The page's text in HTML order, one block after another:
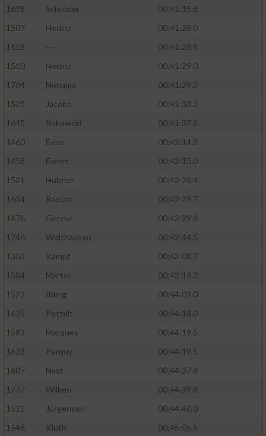
1678
Schröder
00:41:15.6
1507
Herbst
00:41:28.0
1618
---
00:41:28.8
1510
Herbst
00:41:29.0
1764
Noname
00:41:29.3
1525
Jacobs
00:41:33.3
1645
Rekowski
00:41:37.8
1460
Faiss
00:42:14.8
1458
Ewert
00:42:15.0
1521
Hubrich
00:42:28.4
1634
Radünz
00:42:29.7
1476
Gercke
00:42:29.8
1746
Wolthausen
00:42:44.5
1363
Kampf
00:43:08.7
1584
Marter
00:43:12.3
1522
Ihling
00:44:02.0
1625
Petzelt
00:44:18.0
1583
Marques
00:44:19.5
1623
Perquy
00:44:19.5
1607
Nast
00:44:37.8
1737
Wilken
00:44:39.8
1531
Jürgensen
00:44:40.0
1546
Kluth
00:45:05.5